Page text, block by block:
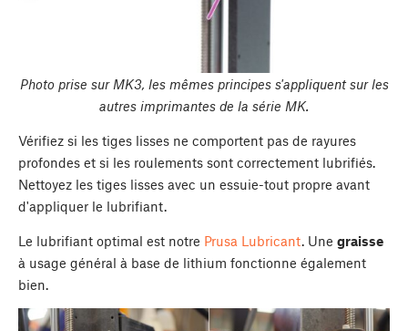
Photo prise sur MK3, les mêmes principes s'appliquent sur les
autres imprimantes de la série MK.
Vérifiez si les tiges lisses ne comportent pas de rayures
profondes et si les roulements sont correctement lubrifiés.
Nettoyez les tiges lisses avec un essuie-tout propre avant
d'appliquer le lubrifiant.
Le lubrifiant optimal est notre Prusa Lubricant. Une graisse
à usage général à base de lithium fonctionne également
bien.